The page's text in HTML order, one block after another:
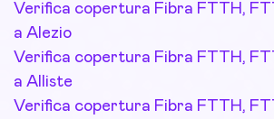
Verifica copertura Fibra FTTH,
a Alezio
Verifica copertura Fibra FTTH,
a Alliste
Verifica copertura Fibra FTTH,